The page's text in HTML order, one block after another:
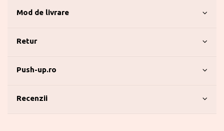
Mod de livrare
Retur
Push-up.ro
Recenzii